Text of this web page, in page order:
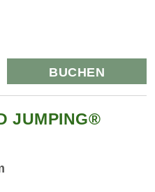
BUCHEN
JUMPING®